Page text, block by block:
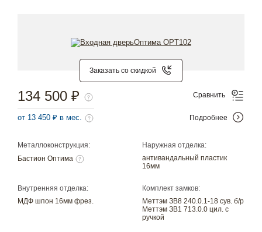
Заказать со скидкой
Металлоконструкция:
Бастион Оптима
Наружная отделка:
антивандальный пластик
16мм
Внутренняя отделка:
МДФ шпон 16мм фрез.
Комплект замков:
Меттэм ЗВ8 240.0.1-18 сув. б/р
Меттэм ЗВ1 713.0.0 цил. с
ручкой
134 500 ₽
от 13 450 ₽ в мес.
Сравнить
Подробнее